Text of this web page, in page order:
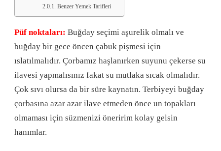
Benzer Yemek Tarifleri
Püf noktaları: Buğday seçimi aşurelik olmalı ve
buğday bir gece öncen çabuk pişmesi için
ıslatılmalıdır. Çorbamız haşlanırken suyunu çekerse su
ilavesi yapmalısınız fakat su mutlaka sıcak olmalıdır.
Çok sıvı olursa da bir süre kaynatın. Terbiyeyi buğday
çorbasına azar azar ilave etmeden önce un topakları
olmaması için süzmenizi öneririm kolay gelsin
hanımlar.